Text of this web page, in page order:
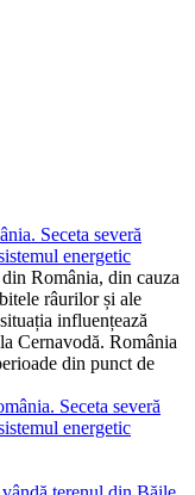
Seceta severă
energetic
România, din cauza
râurilor și ale
influențează
Cernavodă. România
din punct de